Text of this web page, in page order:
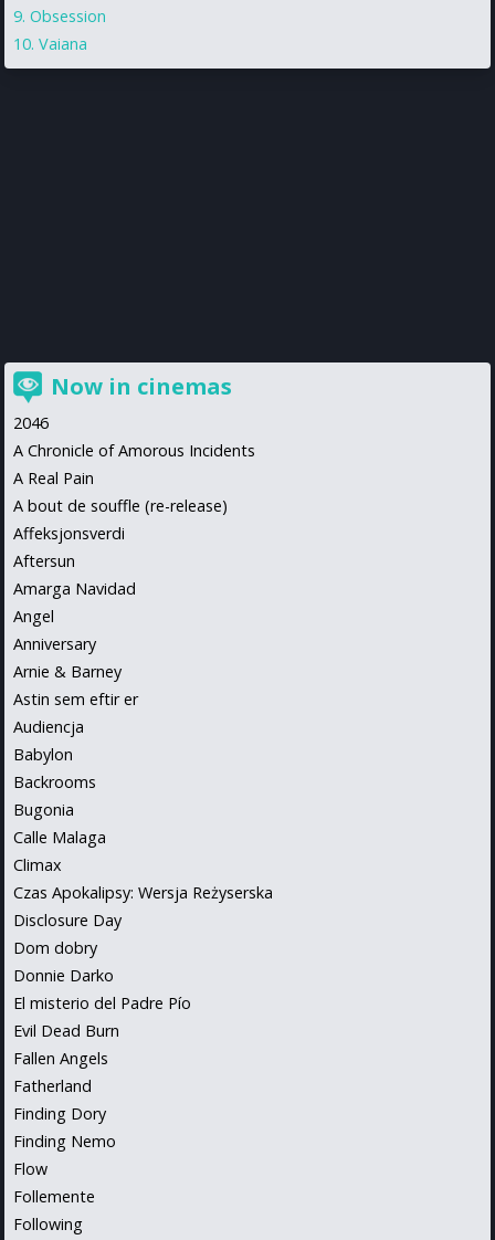
Obsession
Vaiana
Now in cinemas
2046
A Chronicle of Amorous Incidents
A Real Pain
A bout de souffle (re-release)
Affeksjonsverdi
Aftersun
Amarga Navidad
Angel
Anniversary
Arnie & Barney
Astin sem eftir er
Audiencja
Babylon
Backrooms
Bugonia
Calle Malaga
Climax
Czas Apokalipsy: Wersja Reżyserska
Disclosure Day
Dom dobry
Donnie Darko
El misterio del Padre Pío
Evil Dead Burn
Fallen Angels
Fatherland
Finding Dory
Finding Nemo
Flow
Follemente
Following